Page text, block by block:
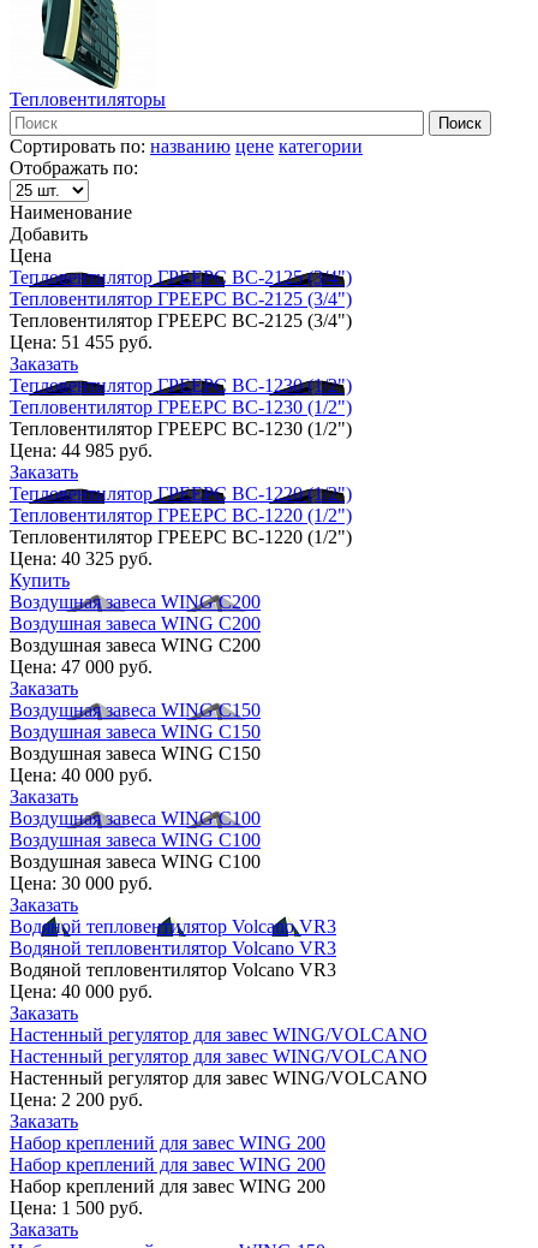
Тепловентиляторы
Сортировать по: названию цене категории
Отображать по:
Наименование
Добавить
Цена
Тепловентилятор ГРЕЕРС ВС-2125 (3/4")
Тепловентилятор ГРЕЕРС ВС-2125 (3/4")
Тепловентилятор ГРЕЕРС ВС-2125 (3/4")
Цена: 51 455 руб.
Заказать
Тепловентилятор ГРЕЕРС ВС-1230 (1/2")
Тепловентилятор ГРЕЕРС ВС-1230 (1/2")
Тепловентилятор ГРЕЕРС ВС-1230 (1/2")
Цена: 44 985 руб.
Заказать
Тепловентилятор ГРЕЕРС ВС-1220 (1/2")
Тепловентилятор ГРЕЕРС ВС-1220 (1/2")
Тепловентилятор ГРЕЕРС ВС-1220 (1/2")
Цена: 40 325 руб.
Купить
Воздушная завеса WING C200
Воздушная завеса WING C200
Воздушная завеса WING C200
Цена: 47 000 руб.
Заказать
Воздушная завеса WING C150
Воздушная завеса WING C150
Воздушная завеса WING C150
Цена: 40 000 руб.
Заказать
Воздушная завеса WING C100
Воздушная завеса WING C100
Воздушная завеса WING C100
Цена: 30 000 руб.
Заказать
Водяной тепловентилятор Volcano VR3
Водяной тепловентилятор Volcano VR3
Водяной тепловентилятор Volcano VR3
Цена: 40 000 руб.
Заказать
Настенный регулятор для завес WING/VOLCANO
Настенный регулятор для завес WING/VOLCANO
Настенный регулятор для завес WING/VOLCANO
Цена: 2 200 руб.
Заказать
Набор креплений для завес WING 200
Набор креплений для завес WING 200
Набор креплений для завес WING 200
Цена: 1 500 руб.
Заказать